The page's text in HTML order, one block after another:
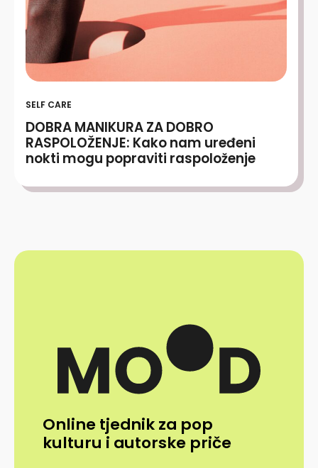
SELF CARE
DOBRA MANIKURA ZA DOBRO
RASPOLOŽENJE: Kako nam uređeni
nokti mogu popraviti raspoloženje
Online tjednik za pop
kulturu i autorske priče